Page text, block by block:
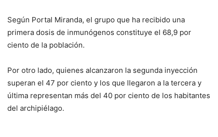
Según Portal Miranda, el grupo que ha recibido una
primera dosis de inmunógenos constituye el 68,9 por
ciento de la población.
Por otro lado, quienes alcanzaron la segunda inyección
superan el 47 por ciento y los que llegaron a la tercera y
última representan más del 40 por ciento de los habitantes
del archipiélago.